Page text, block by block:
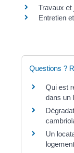
Travaux et
Entretien
Questions ?
Qui est
dans un
Un